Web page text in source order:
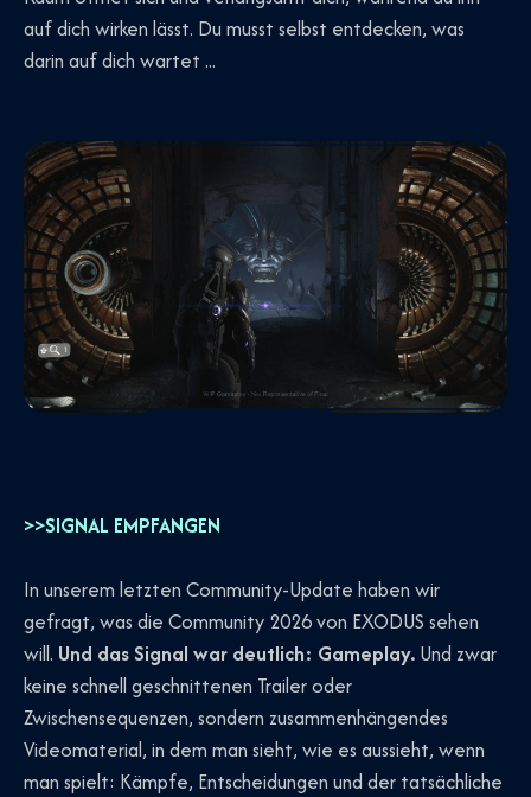
auf dich wirken lässt. Du musst selbst entdecken, was
darin auf dich wartet ...
>>SIGNAL EMPFANGEN
In unserem letzten Community-Update haben wir
gefragt, was die Community 2026 von EXODUS sehen
will. Und das Signal war deutlich: Gameplay. Und zwar
keine schnell geschnittenen Trailer oder
Zwischensequenzen, sondern zusammenhängendes
Videomaterial, in dem man sieht, wie es aussieht, wenn
man spielt: Kämpfe, Entscheidungen und der tatsächliche